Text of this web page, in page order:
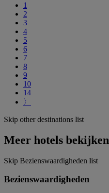
1
2
3
4
5
6
7
8
9
10
14
〉
Skip other destinations list
Meer hotels bekijken
Skip Bezienswaardigheden list
Bezienswaardigheden